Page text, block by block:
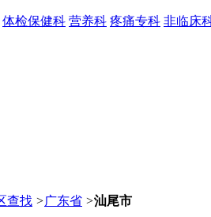
体检保健科 营养科 疼痛专科 非临床
查找 >广东省 >汕尾市